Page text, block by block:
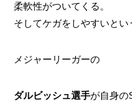
柔軟性がついてくる。
そしてケガをしやすいとい
メジャーリーガーの
ダルビッシュ選手が自身の